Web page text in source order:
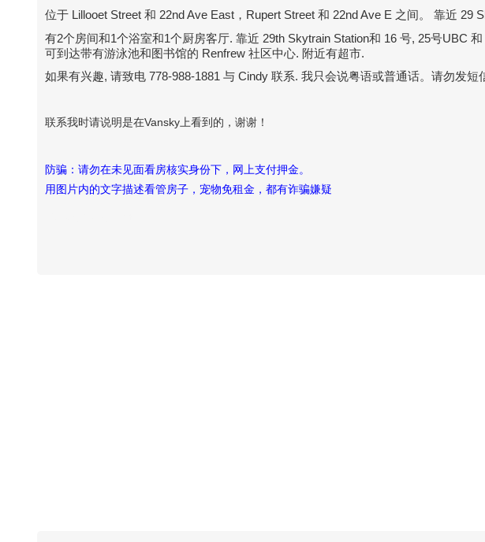
位于 Lillooet Street 和 22nd Ave East，Rupert Street 和 22nd Ave E 之间。 靠近 29
有2个房间和1个浴室和1个厨房客厅. 靠近 29th Skytrain Station和 16 号, 25号UBC
可到达带有游泳池和图书馆的 Renfrew 社区中心. 附近有超市.
如果有兴趣, 请致电 778-988-1881 与 Cindy 联系. 我只会说粤语或普通话。请勿发短
联系我时请说明是在Vansky上看到的，谢谢！
防骗：请勿在未见面看房核实身份下，网上支付押金。
用图片内的文字描述看管房子，宠物免租金，都有诈骗嫌疑